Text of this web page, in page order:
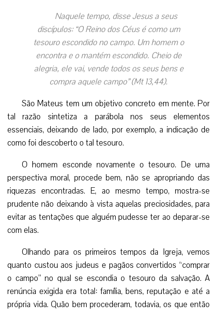
Naquele tempo, disse Jesus a seus
discípulos: “O Reino dos Céus é como um
tesouro escondido no campo. Um homem o
encontra e o mantém escondido. Cheio de
alegria, ele vai, vende todos os seus bens e
compra aquele campo” (Mt 13,44).
São Mateus tem um objetivo concreto em mente. Por
tal razão sintetiza a parábola nos seus elementos
essenciais, deixando de lado, por exemplo, a indicação de
como foi descoberto o tal tesouro.
O homem esconde novamente o tesouro. De uma
perspectiva moral, procede bem, não se apropriando das
riquezas encontradas. E, ao mesmo tempo, mostra-se
prudente não deixando à vista aquelas preciosidades, para
evitar as tentações que alguém pudesse ter ao deparar-se
com elas.
Olhando para os primeiros tempos da Igreja, vemos
quanto custou aos judeus e pagãos convertidos “comprar
o campo” no qual se escondia o tesouro da salvação. A
renúncia exigida era total: família, bens, reputação e até a
própria vida. Quão bem procederam, todavia, os que então